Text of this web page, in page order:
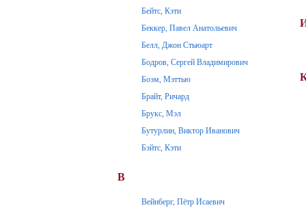
Бейтс, Кэти
Беккер, Павел Анатольевич
Белл, Джон Стьюарт
Бодров, Сергей Владимирович
Боэм, Мэттью
Брайт, Ричард
Брукс, Мэл
Бутурлин, Виктор Иванович
Бэйтс, Кэти
В
Вейнберг, Пётр Исаевич